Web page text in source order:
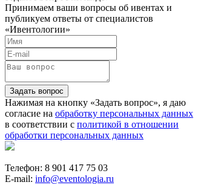
Принимаем ваши вопросы об ивентах и
публикуем ответы от специалистов
«Ивентологии»
Задать вопрос
Нажимая на кнопку «Задать вопрос», я даю
согласие на обработку персональных данных
в соответствии с политикой в отношении
обработки персональных данных
Телефон: 8 901 417 75 03
E-mail: info@eventologia.ru